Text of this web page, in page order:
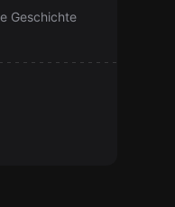
Geschichte